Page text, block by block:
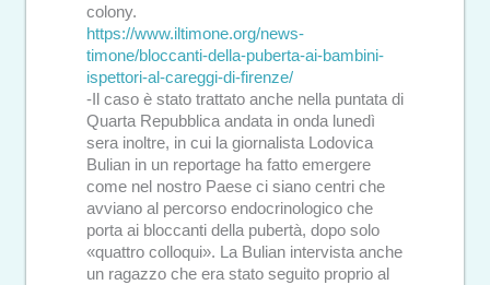
colony.
https://www.iltimone.org/news-
timone/bloccanti-della-puberta-ai-bambini-
ispettori-al-careggi-di-firenze/
-Il caso è stato trattato anche nella puntata di
Quarta Repubblica andata in onda lunedì
sera inoltre, in cui la giornalista Lodovica
Bulian in un reportage ha fatto emergere
come nel nostro Paese ci siano centri che
avviano al percorso endocrinologico che
porta ai bloccanti della pubertà, dopo solo
«quattro colloqui». La Bulian intervista anche
un ragazzo che era stato seguito proprio al